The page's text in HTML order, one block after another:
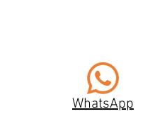
WhatsApp